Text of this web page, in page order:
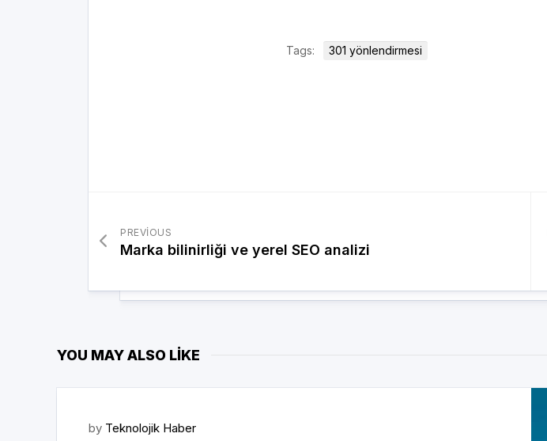
Tags: 301 yönlendirmesi
PREVIOUS
Marka bilinirliği ve yerel SEO analizi
YOU MAY ALSO LIKE
by Teknolojik Haber